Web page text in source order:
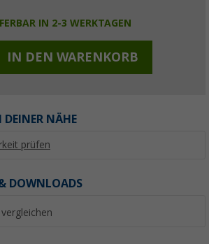
IN 2-3 WERKTAGEN
IN DEN WARENKORB
DEINER NÄHE
prüfen
DOWNLOADS